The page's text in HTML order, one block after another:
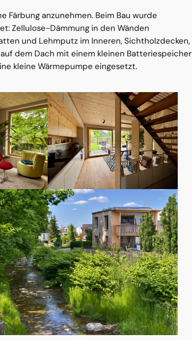
anzunehmen. Beim Bau wurde
Zellulose-Dämmung in den Wänden
und Lehmputz im Inneren, Sichtholzdecken,
dem Dach mit einem kleinen Batteriespeicher
kleine Wärmepumpe eingesetzt.